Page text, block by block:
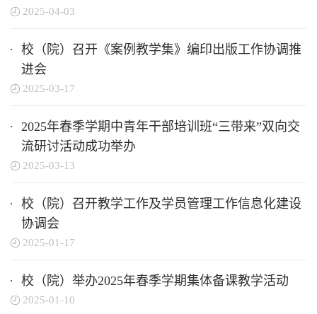
2025-04-03
校（院）召开《案例教学集》编印出版工作协调推
进会
2025-03-17
2025年春季学期中青年干部培训班“三带来”双向交
流研讨活动成功举办
2025-03-13
校（院）召开教学工作及学员管理工作信息化建设
协调会
2025-01-17
校（院）举办2025年春季学期集体备课教学活动
2025-01-10